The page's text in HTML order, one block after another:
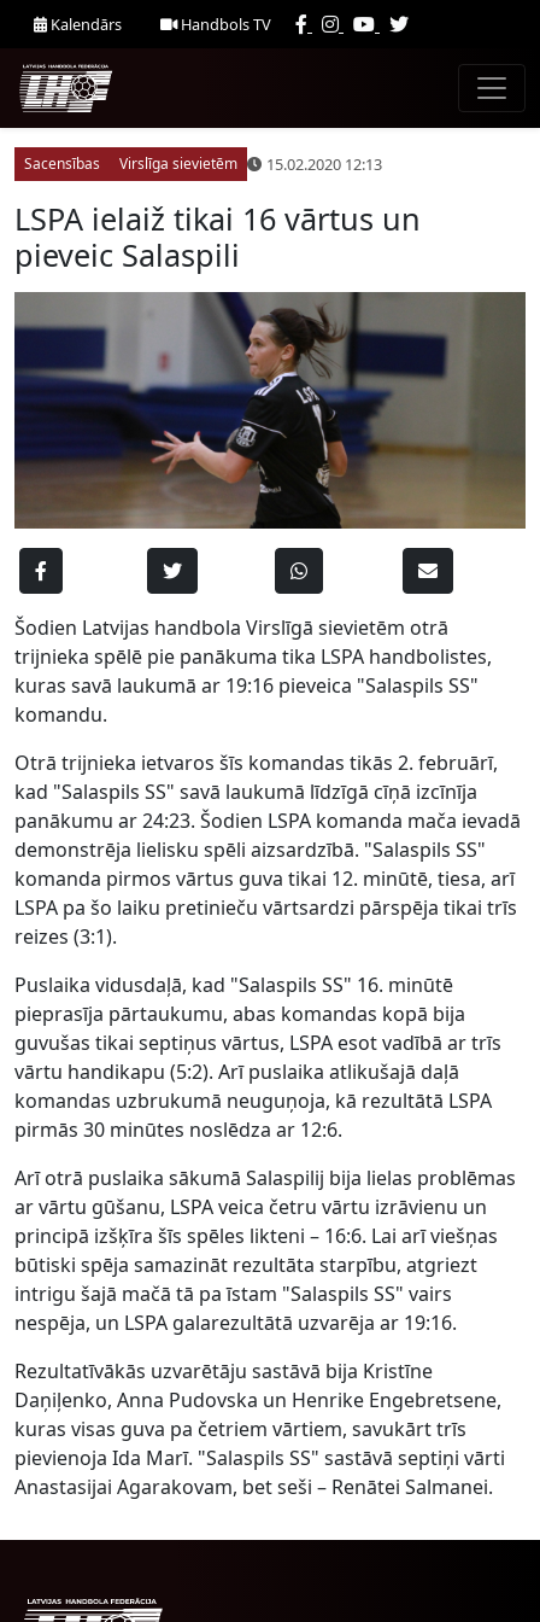
Kalendārs Handbols TV
Sacensības Virslīga sievietēm 15.02.2020 12:13
LSPA ielaiž tikai 16 vārtus un
pieveic Salaspili
Šodien Latvijas handbola Virslīgā sievietēm otrā
trijnieka spēlē pie panākuma tika LSPA handbolistes,
kuras savā laukumā ar 19:16 pieveica "Salaspils SS"
komandu.
Otrā trijnieka ietvaros šīs komandas tikās 2. februārī,
kad "Salaspils SS" savā laukumā līdzīgā cīņā izcīnīja
panākumu ar 24:23. Šodien LSPA komanda mača ievadā
demonstrēja lielisku spēli aizsardzībā. "Salaspils SS"
komanda pirmos vārtus guva tikai 12. minūtē, tiesa, arī
LSPA pa šo laiku pretinieču vārtsardzi pārspēja tikai trīs
reizes (3:1).
Puslaika vidusdaļā, kad "Salaspils SS" 16. minūtē
pieprasīja pārtaukumu, abas komandas kopā bija
guvušas tikai septiņus vārtus, LSPA esot vadībā ar trīs
vārtu handikapu (5:2). Arī puslaika atlikušajā daļā
komandas uzbrukumā neuguņoja, kā rezultātā LSPA
pirmās 30 minūtes noslēdza ar 12:6.
Arī otrā puslaika sākumā Salaspilij bija lielas problēmas
ar vārtu gūšanu, LSPA veica četru vārtu izrāvienu un
principā izšķīra šīs spēles likteni – 16:6. Lai arī viešņas
būtiski spēja samazināt rezultāta starpību, atgriezt
intrigu šajā mačā tā pa īstam "Salaspils SS" vairs
nespēja, un LSPA galarezultātā uzvarēja ar 19:16.
Rezultatīvākās uzvarētāju sastāvā bija Kristīne
Daņiļenko, Anna Pudovska un Henrike Engebretsene,
kuras visas guva pa četriem vārtiem, savukārt trīs
pievienoja Ida Marī. "Salaspils SS" sastāvā septiņi vārti
Anastasijai Agarakovam, bet seši – Renātei Salmanei.